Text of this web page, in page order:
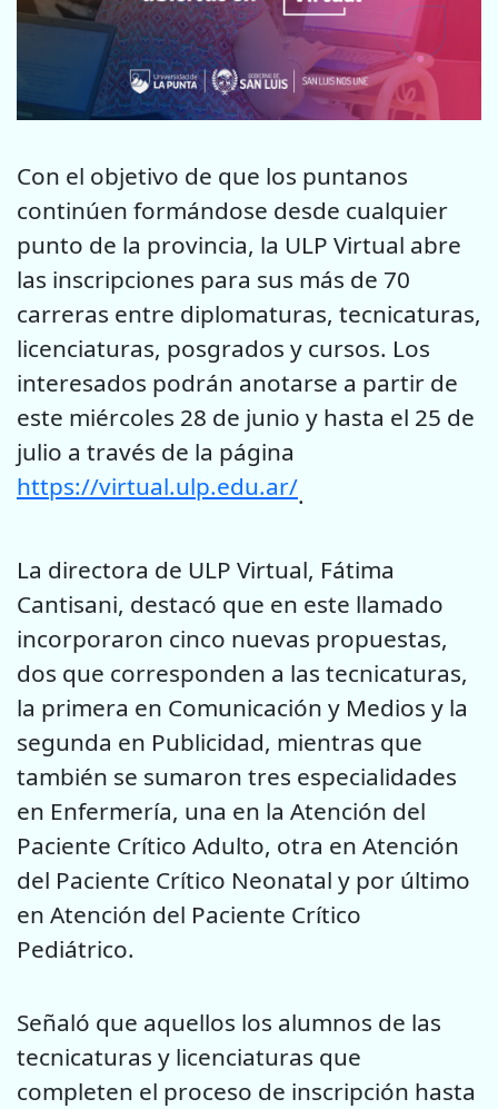
Con el objetivo de que los puntanos
continúen formándose desde cualquier
punto de la provincia, la ULP Virtual abre
las inscripciones para sus más de 70
carreras entre diplomaturas, tecnicaturas,
licenciaturas, posgrados y cursos. Los
interesados podrán anotarse a partir de
este miércoles 28 de junio y hasta el 25 de
julio a través de la página
https://virtual.ulp.edu.ar/.
La directora de ULP Virtual, Fátima
Cantisani, destacó que en este llamado
incorporaron cinco nuevas propuestas,
dos que corresponden a las tecnicaturas,
la primera en Comunicación y Medios y la
segunda en Publicidad, mientras que
también se sumaron tres especialidades
en Enfermería, una en la Atención del
Paciente Crítico Adulto, otra en Atención
del Paciente Crítico Neonatal y por último
en Atención del Paciente Crítico
Pediátrico.
Señaló que aquellos los alumnos de las
tecnicaturas y licenciaturas que
completen el proceso de inscripción hasta